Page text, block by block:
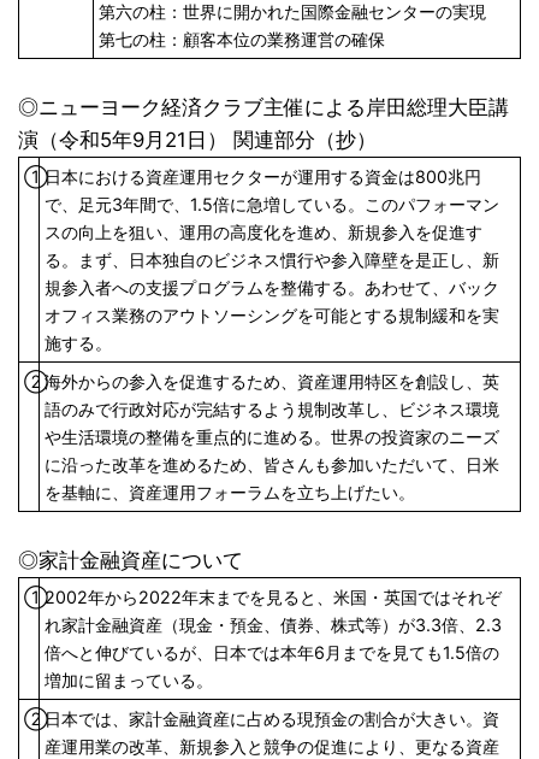
第六の柱：世界に開かれた国際金融センターの実現
第七の柱：顧客本位の業務運営の確保
◎ニューヨーク経済クラブ主催による岸田総理大臣講
演（令和5年9月21日） 関連部分（抄）
①日本における資産運用セクターが運用する資金は800兆円
で、足元3年間で、1.5倍に急増している。このパフォーマン
スの向上を狙い、運用の高度化を進め、新規参入を促進す
る。まず、日本独自のビジネス慣行や参入障壁を是正し、新
規参入者への支援プログラムを整備する。あわせて、バック
オフィス業務のアウトソーシングを可能とする規制緩和を実
施する。
②海外からの参入を促進するため、資産運用特区を創設し、英
語のみで行政対応が完結するよう規制改革し、ビジネス環境
や生活環境の整備を重点的に進める。世界の投資家のニーズ
に沿った改革を進めるため、皆さんも参加いただいて、日米
を基軸に、資産運用フォーラムを立ち上げたい。
◎家計金融資産について
①2002年から2022年末までを見ると、米国・英国ではそれぞ
れ家計金融資産（現金・預金、債券、株式等）が3.3倍、2.3
倍へと伸びているが、日本では本年6月までを見ても1.5倍の
増加に留まっている。
②日本では、家計金融資産に占める現預金の割合が大きい。資
産運用業の改革、新規参入と競争の促進により、更なる資産